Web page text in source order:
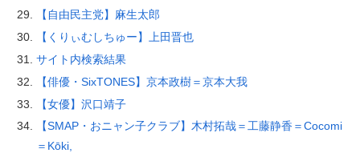
【自由民主党】麻生太郎
【くりぃむしちゅー】上田晋也
サイト内検索結果
【俳優・SixTONES】京本政樹＝京本大我
【女優】沢口靖子
【SMAP・おニャン子クラブ】木村拓哉＝工藤静香＝Cocomi
＝Kōki,